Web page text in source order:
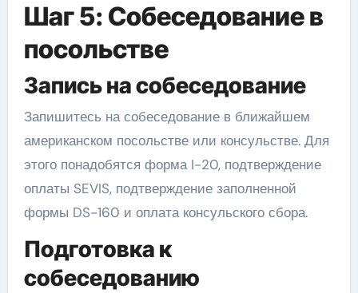
Шаг 5: Собеседование в
посольстве
Запись на собеседование
Запишитесь на собеседование в ближайшем
американском посольстве или консульстве. Для
этого понадобятся форма I-20, подтверждение
оплаты SEVIS, подтверждение заполненной
формы DS-160 и оплата консульского сбора.
Подготовка к
собеседованию